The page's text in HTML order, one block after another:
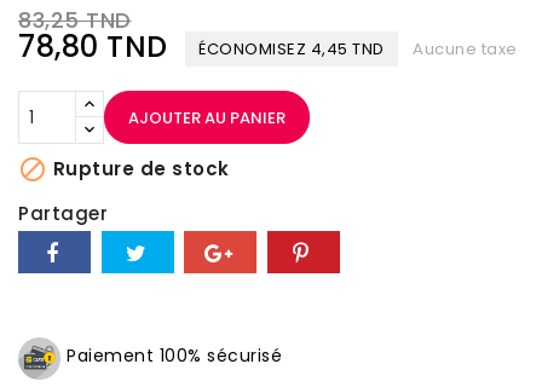
83,25 TND
78,80 TND ÉCONOMISEZ 4,45 TND Aucune taxe
AJOUTER AU PANIER
 Rupture de stock
Partager
Paiement 100% sécurisé